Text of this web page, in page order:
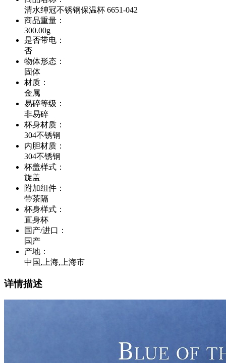
清水绅冠不锈钢保温杯 6651-042
商品重量 ：
300.00g
是否带电 ：
否
物体形态 ：
固体
材质 ：
金属
易碎等级 ：
非易碎
杯身材质 ：
304不锈钢
内胆材质 ：
304不锈钢
杯盖样式 ：
旋盖
附加组件 ：
带茶隔
杯身样式 ：
直身杯
国产/进口 ：
国产
产地 ：
中国,上海,上海市
详情描述